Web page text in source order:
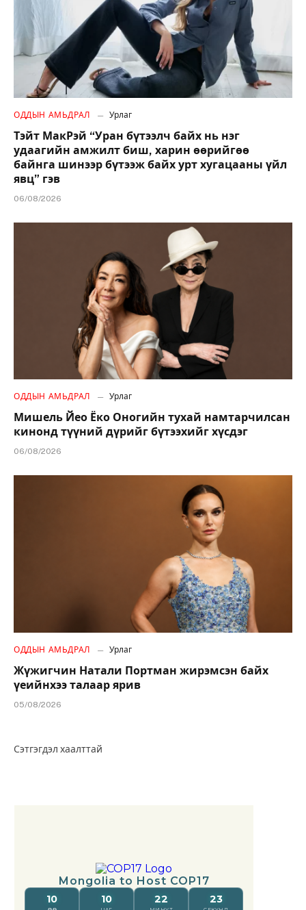
ОДДЫН АМЬДРАЛ Урлаг
Тэйт МакРэй “Уран бүтээлч байх нь нэг
удаагийн амжилт биш, харин өөрийгөө
байнга шинээр бүтээж байх урт хугацааны үйл
явц” гэв
06/08/2026
ОДДЫН АМЬДРАЛ Урлаг
Мишель Йео Ёко Оногийн тухай намтарчилсан
кинонд түүний дүрийг бүтээхийг хүсдэг
06/08/2026
ОДДЫН АМЬДРАЛ Урлаг
Жүжигчин Натали Портман жирэмсэн байх
үеийнхээ талаар ярив
05/08/2026
Сэтгэгдэл хаалттай